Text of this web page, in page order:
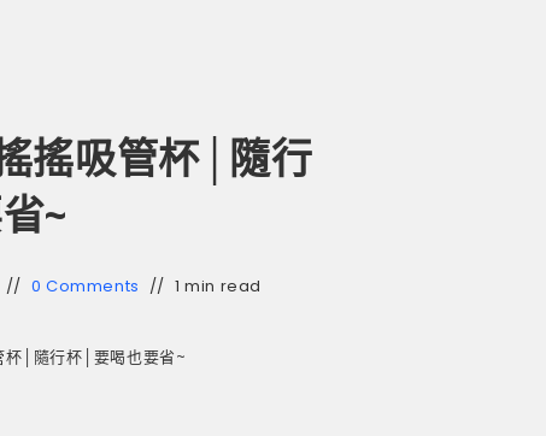
搖吸管杯│隨行
~
0 Comments 1 min read
杯│隨行杯│要喝也要省~